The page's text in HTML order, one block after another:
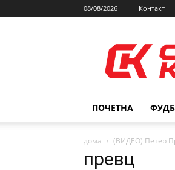
08/08/2026 Контакт
ПОЧЕТНА
дома (ВИДЕО) Петер
превц